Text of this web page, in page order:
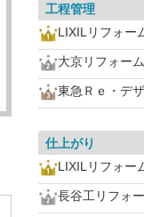
工程管理
LIXILリフォー
大京リフォー
東急Ｒｅ・デ
仕上がり
LIXILリフォー
長谷工リフォ